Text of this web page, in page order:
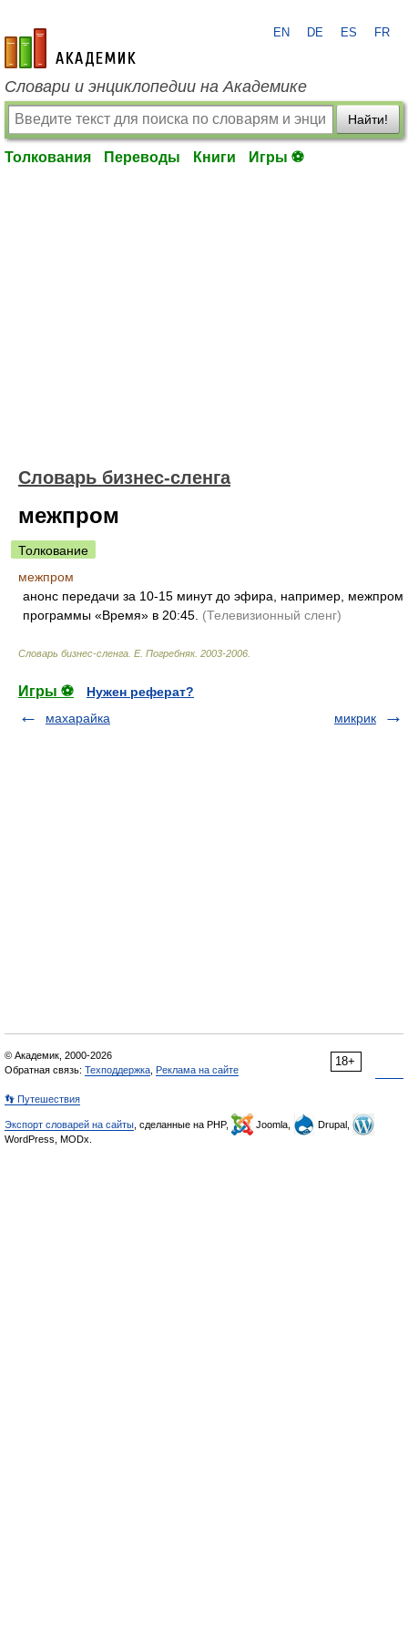
academic.ru
EN DE ES FR
Словари и энциклопедии на Академике
Найти!
Толкования Переводы Книги Игры ⚽
Словарь бизнес-сленга
межпром
Толкование
межпром
анонс передачи за 10-15 минут до эфира, например, межпром
программы «Время» в 20:45. (Телевизионный сленг)
Словарь бизнес-сленга Е. Погребняк. 2003-2006
Игры ⚽
Нужен реферат?
махарайка
микрик
18+
© Академик, 2000-2026
Обратная связь: Техподдержка Реклама на сайте
👣 Путешествия
Экспорт словарей на сайты , сделанные на PHP, Joomla,
Drupal,
WordPress, MODx.